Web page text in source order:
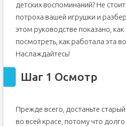
Шаг 5
Шаг 6
Шаг 7 Плата Wi-Fi
Шаг 10
Шаг 13
детских воспоминаний? Не
потроха вашей игрушки и
этом руководстве показано, как
посмотреть, как работала эта
Наслаждайтесь!
Шаг 1 Осмотр
Прежде всего, достаньте
во всей красе, потому что